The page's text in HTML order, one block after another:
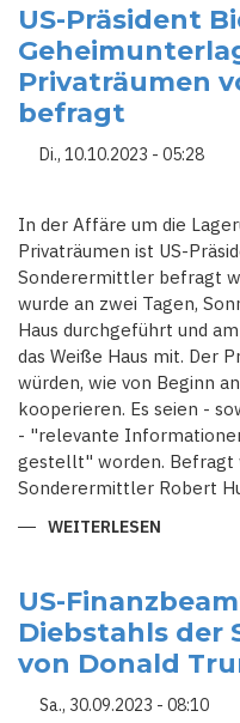
KHAN
IM
FALL
VON
US-Präsident
Privaträumen
befragt
Di., 10.10.2023 - 05:28
In der Affäre um die
Privaträumen ist US-
Sonderermittler befragt
wurde an zwei Tagen,
Haus durchgeführt und
das Weiße Haus mit. Der
würden, wie von Beginn
kooperieren. Es seien -
- "relevante
gestellt" worden. Befragt
Sonderermittler Robert
WEITERLESEN
WEGEN
IN
SEINEN
VON
BEFRAGT
US-
Diebstahls der
von Donald
Sa., 30.09.2023 - 08:10